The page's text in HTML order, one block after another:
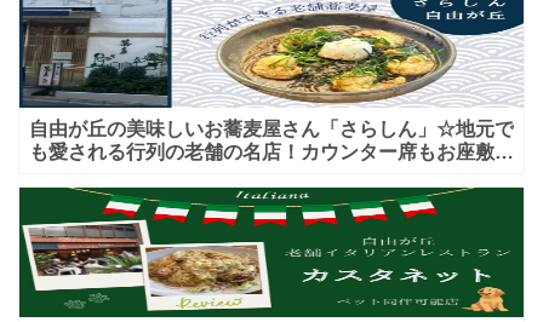
自由が丘の美味しいお蕎麦屋さん「さらしん」☆地元で
も愛される行列の老舗の名店！カウンター席もお座敷も